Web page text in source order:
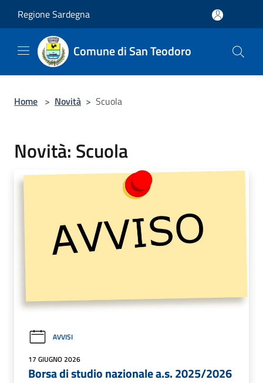
Regione Sardegna
Comune di San Teodoro
Home > Novità > Scuola
Novità: Scuola
AVVISI
17 GIUGNO 2026
Borsa di studio nazionale a.s. 2025/2026